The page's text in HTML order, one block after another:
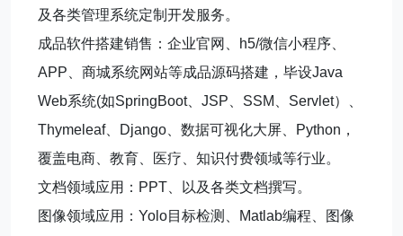
及各类管理系统定制开发服务。
成品软件搭建销售：企业官网、h5/微信小程序、
APP、商城系统网站等成品源码搭建，毕设Java
Web系统(如SpringBoot、JSP、SSM、Servlet）、
Thymeleaf、Django、数据可视化大屏、Python，
覆盖电商、教育、医疗、知识付费领域等行业。
文档领域应用：PPT、以及各类文档撰写。
图像领域应用：Yolo目标检测、Matlab编程、图像